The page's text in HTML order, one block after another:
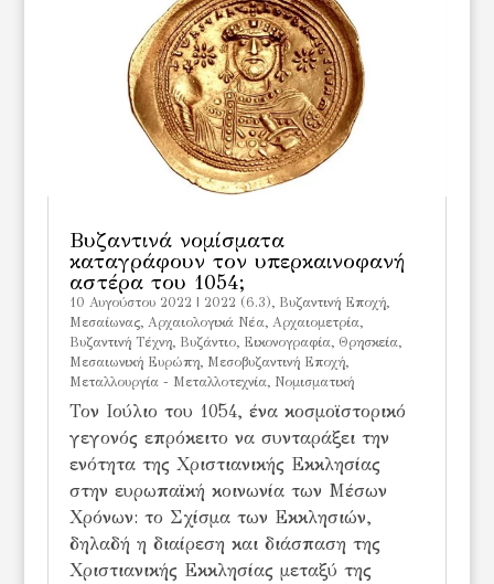
Βυζαντινά νομίσματα
καταγράφουν τον υπερκαινοφανή
αστέρα του 1054;
10 Αυγούστου 2022 | 2022 (6.3), Bυζαντινή Εποχή,
Mεσαίωνας, Αρχαιολογικά Νέα, Αρχαιομετρία,
Βυζαντινή Τέχνη, Βυζάντιο, Εικονογραφία, Θρησκεία,
Μεσαιωνική Ευρώπη, Μεσοβυζαντινή Εποχή,
Μεταλλουργία - Μεταλλοτεχνία, Νομισματική
Τον Ιούλιο του 1054, ένα κοσμοϊστορικό
γεγονός επρόκειτο να συνταράξει την
ενότητα της Χριστιανικής Εκκλησίας
στην ευρωπαϊκή κοινωνία των Μέσων
Χρόνων: το Σχίσμα των Εκκλησιών,
δηλαδή η διαίρεση και διάσπαση της
Χριστιανικής Εκκλησίας μεταξύ της